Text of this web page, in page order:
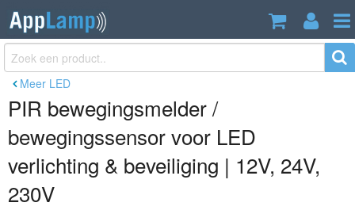
Meer LED
PIR bewegingsmelder /
bewegingssensor voor LED
verlichting & beveiliging | 12V, 24V,
230V